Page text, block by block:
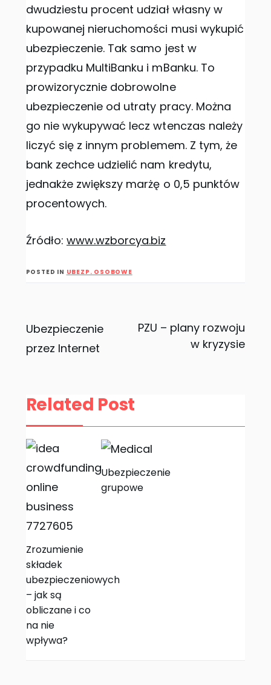
dwudziestu procent udział własny w
kupowanej nieruchomości musi wykupić
ubezpieczenie. Tak samo jest w
przypadku MultiBanku i mBanku. To
prowizorycznie dobrowolne
ubezpieczenie od utraty pracy. Można
go nie wykupywać lecz wtenczas należy
liczyć się z innym problemem. Z tym, że
bank zechce udzielić nam kredytu,
jednakże zwiększy marżę o 0,5 punktów
procentowych.
Źródło: www.wzborcya.biz
POSTED IN UBEZP. OSOBOWE
Nawigacja
wpisu
Ubezpieczenie
przez Internet
PZU – plany rozwoju
w kryzysie
Related Post
Zrozumienie
składek
ubezpieczeniowych
– jak są
obliczane i co
na nie
wpływa?
Ubezpieczenie
grupowe